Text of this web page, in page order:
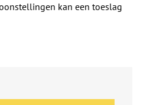
kan een toeslag